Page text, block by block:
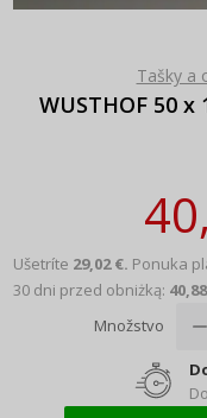
Tašky a
WUSTHOF 50
Ušetríte 29,02 €. Ponuka
30 dni przed obniżką:
Množstvo